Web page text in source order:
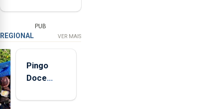
PUB
REGIONAL VER MAIS
Pingo
Doce
quinta-